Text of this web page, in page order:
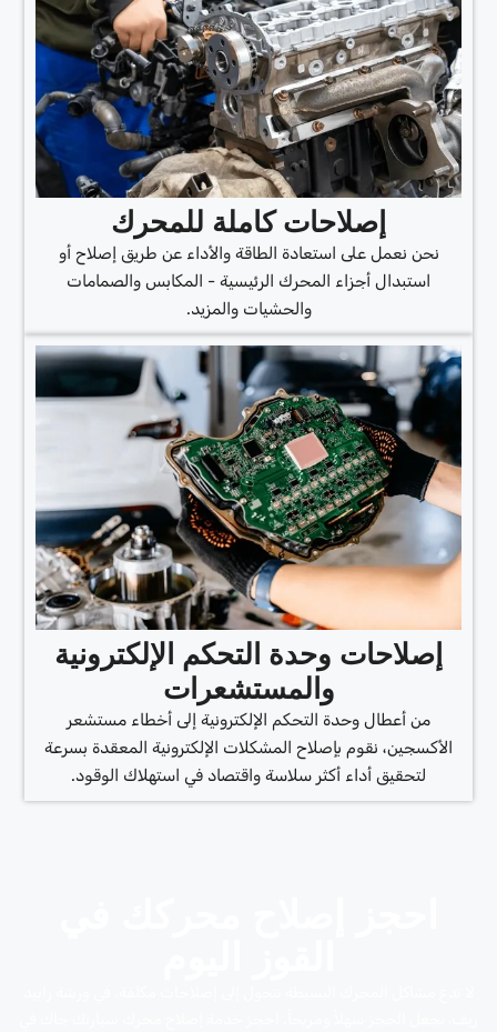
إصلاحات كاملة للمحرك
نحن نعمل على استعادة الطاقة والأداء عن طريق إصلاح أو
استبدال أجزاء المحرك الرئيسية - المكابس والصمامات
والحشيات والمزيد.
إصلاحات وحدة التحكم الإلكترونية
والمستشعرات
من أعطال وحدة التحكم الإلكترونية إلى أخطاء مستشعر
الأكسجين، نقوم بإصلاح المشكلات الإلكترونية المعقدة بسرعة
لتحقيق أداء أكثر سلاسة واقتصاد في استهلاك الوقود.